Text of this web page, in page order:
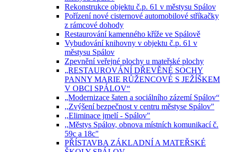
Rekonstrukce objektu č.p. 61 v městysu Spálov
Pořízení nové cisternové automobilové stříkačky
z rámcové dohody
Restaurování kamenného kříže ve Spálově
Vybudování knihovny v objektu č.p. 61 v
městysu Spálov
Zpevnění veřejné plochy u mateřské plochy
„RESTAUROVÁNÍ DŘEVĚNÉ SOCHY
PANNY MARIE RŮŽENCOVÉ S JEŽÍŠKEM
V OBCI SPÁLOV“
„Modernizace šaten a sociálního zázemí Spálov“
,,Zvýšení bezpečnost v centru městyse Spálov"
,,Eliminace jmelí - Spálov"
,,Městys Spálov, obnova místních komunikací č.
59c a 18c"
PŘÍSTAVBA ZÁKLADNÍ A MATEŘSKÉ